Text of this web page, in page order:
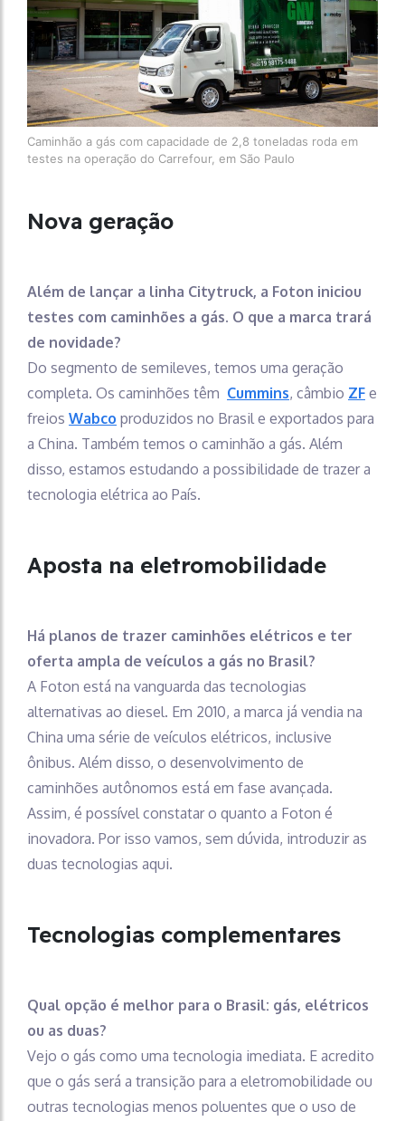
Caminhão a gás com capacidade de 2,8 toneladas roda em
testes na operação do Carrefour, em São Paulo
Nova geração
Além de lançar a linha Citytruck, a Foton iniciou
testes com caminhões a gás. O que a marca trará
de novidade?
Do segmento de semileves, temos uma geração
completa. Os caminhões têm Cummins, câmbio ZF e
freios Wabco produzidos no Brasil e exportados para
a China. Também temos o caminhão a gás. Além
disso, estamos estudando a possibilidade de trazer a
tecnologia elétrica ao País.
Aposta na eletromobilidade
Há planos de trazer caminhões elétricos e ter
oferta ampla de veículos a gás no Brasil?
A Foton está na vanguarda das tecnologias
alternativas ao diesel. Em 2010, a marca já vendia na
China uma série de veículos elétricos, inclusive
ônibus. Além disso, o desenvolvimento de
caminhões autônomos está em fase avançada.
Assim, é possível constatar o quanto a Foton é
inovadora. Por isso vamos, sem dúvida, introduzir as
duas tecnologias aqui.
Tecnologias complementares
Qual opção é melhor para o Brasil: gás, elétricos
ou as duas?
Vejo o gás como uma tecnologia imediata. E acredito
que o gás será a transição para a eletromobilidade ou
outras tecnologias menos poluentes que o uso de